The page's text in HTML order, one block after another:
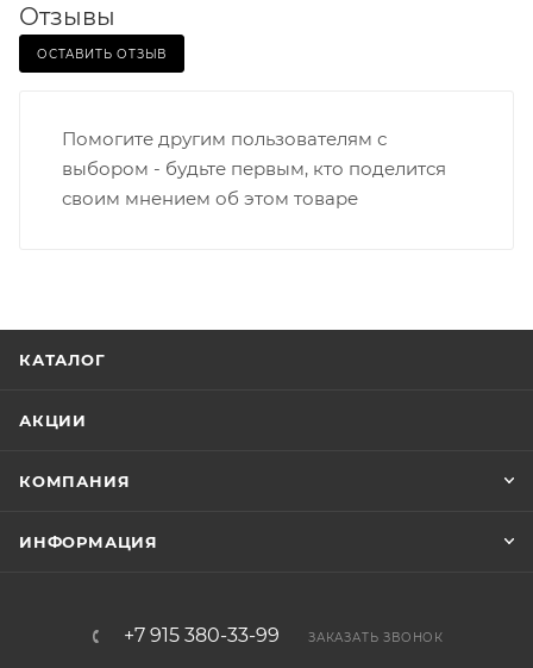
Отзывы
ОСТАВИТЬ ОТЗЫВ
Помогите другим пользователям с
выбором - будьте первым, кто поделится
своим мнением об этом товаре
КАТАЛОГ
АКЦИИ
КОМПАНИЯ
ИНФОРМАЦИЯ
+7 915 380-33-99 ЗАКАЗАТЬ ЗВОНОК